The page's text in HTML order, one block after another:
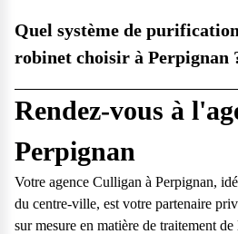
Quel système de
robinet choisir à Perpignan
Rendez-vous à
Perpignan
Votre agence Culligan à Perpignan,
du centre-ville, est votre partenaire
sur mesure en matière de traitement de